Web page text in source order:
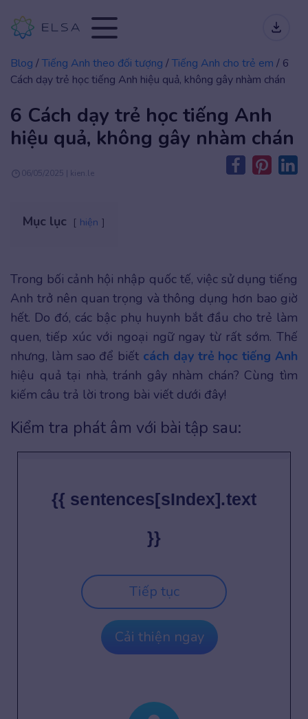
Blog /Tiếng Anh theo đối tượng /Tiếng Anh cho trẻ em / 6
Cách dạy trẻ học tiếng Anh hiệu quả, không gây nhàm chán
6 Cách dạy trẻ học tiếng Anh
hiệu quả, không gây nhàm chán
06/05/2025 | kien.le
Mục lục hiện
Trong bối cảnh hội nhập quốc tế, việc sử dụng tiếng
Anh trở nên quan trọng và thông dụng hơn bao giờ
hết. Do đó, các bậc phụ huynh bắt đầu cho trẻ làm
quen, tiếp xúc với ngoại ngữ ngay từ rất sớm. Thế
nhưng, làm sao để biết cách dạy trẻ học tiếng Anh
hiệu quả tại nhà, tránh gây nhàm chán? Cùng tìm
kiếm câu trả lời trong bài viết dưới đây!
Kiểm tra phát âm với bài tập sau:
{{ sentences[sIndex].text
}}
Tiếp tục
Cải thiện ngay